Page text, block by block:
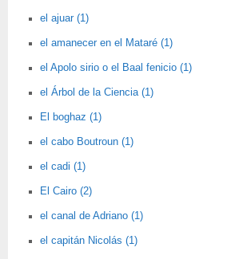
el ajuar (1)
el amanecer en el Mataré (1)
el Apolo sirio o el Baal fenicio (1)
el Árbol de la Ciencia (1)
El boghaz (1)
el cabo Boutroun (1)
el cadi (1)
El Cairo (2)
el canal de Adriano (1)
el capitán Nicolás (1)